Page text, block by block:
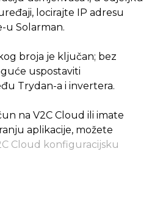
locirajte IP adresu
u Solarman.
broja je ključan; bez
uspostaviti
Trydan-a i invertera.
na V2C Cloud ili imate
aplikacije, možete
Cloud konfiguracijsku